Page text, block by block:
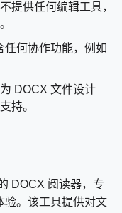
提供任何编辑工具，
何协作功能，例如
DOCX 文件设计
持。
DOCX 阅读器，专
验。该工具提供对文